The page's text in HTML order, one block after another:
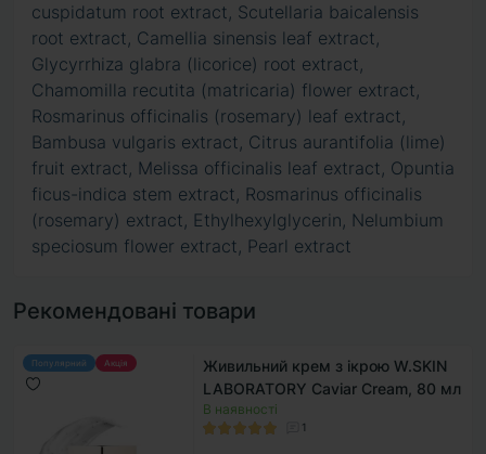
cuspidatum root extract, Scutellaria baicalensis
root extract, Camellia sinensis leaf extract,
Glycyrrhiza glabra (licorice) root extract,
Chamomilla recutita (matricaria) flower extract,
Rosmarinus officinalis (rosemary) leaf extract,
Bambusa vulgaris extract, Citrus aurantifolia (lime)
fruit extract, Melissa officinalis leaf extract, Opuntia
ficus-indica stem extract, Rosmarinus officinalis
(rosemary) extract, Ethylhexylglycerin, Nelumbium
speciosum flower extract, Pearl extract
Рекомендовані товари
Популярний Акція
Живильний крем з ікрою W.SKIN
LABORATORY Caviar Cream, 80 мл
В наявності
1